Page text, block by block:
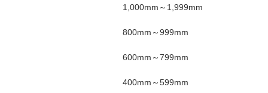
1,000mm～1,999mm
800mm～999mm
600mm～799mm
400mm～599mm